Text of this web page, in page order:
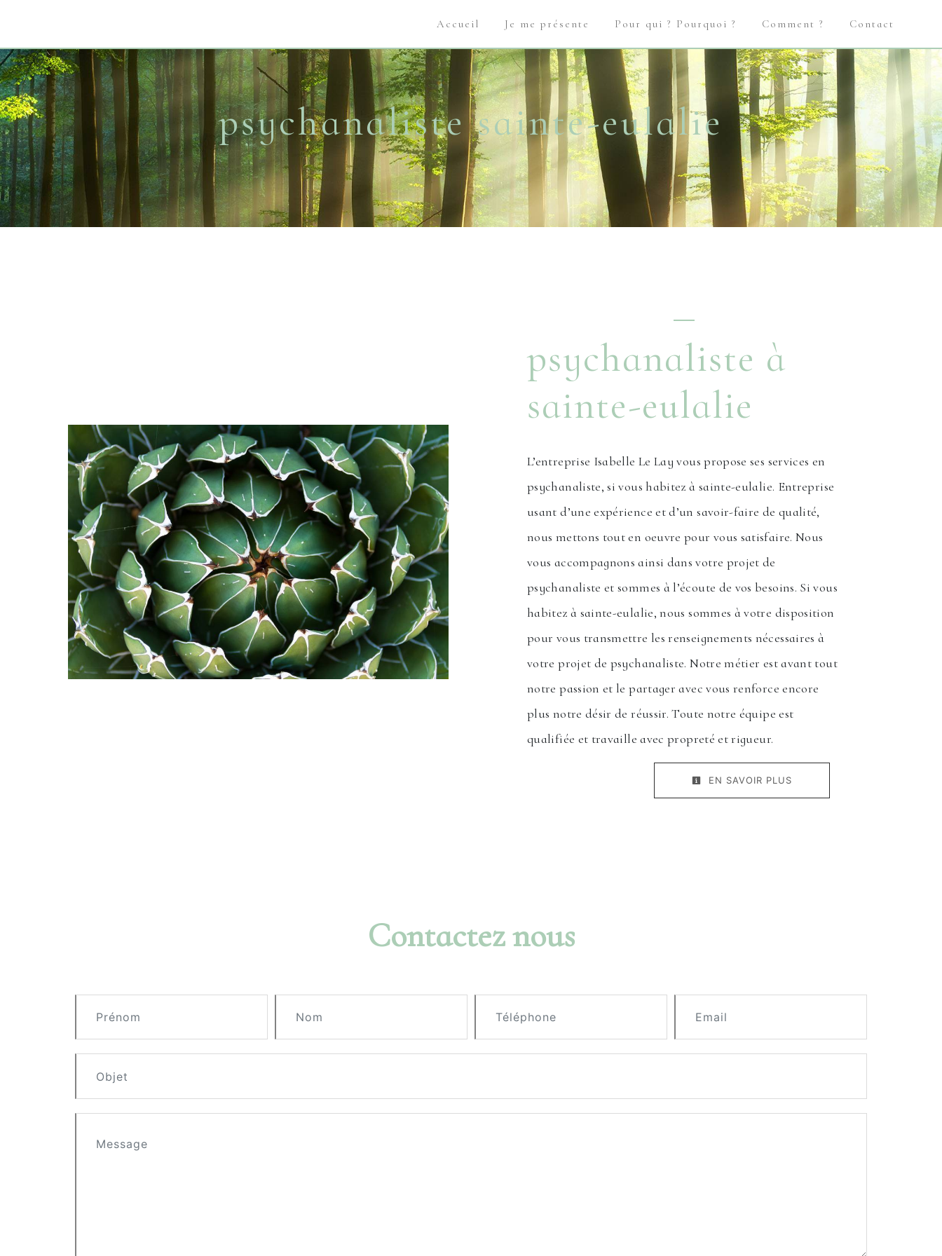
Accueil Je me présente Pour qui ? Pourquoi ? Comment ? Contact
psychanaliste sainte-eulalie
psychanaliste à
sainte-eulalie
L’entreprise Isabelle Le Lay vous propose ses services en
psychanaliste, si vous habitez à sainte-eulalie. Entreprise
usant d’une expérience et d’un savoir-faire de qualité,
nous mettons tout en oeuvre pour vous satisfaire. Nous
vous accompagnons ainsi dans votre projet de
psychanaliste et sommes à l’écoute de vos besoins. Si vous
habitez à sainte-eulalie, nous sommes à votre disposition
pour vous transmettre les renseignements nécessaires à
votre projet de psychanaliste. Notre métier est avant tout
notre passion et le partager avec vous renforce encore
plus notre désir de réussir. Toute notre équipe est
qualifiée et travaille avec propreté et rigueur.
EN SAVOIR PLUS
Contactez nous